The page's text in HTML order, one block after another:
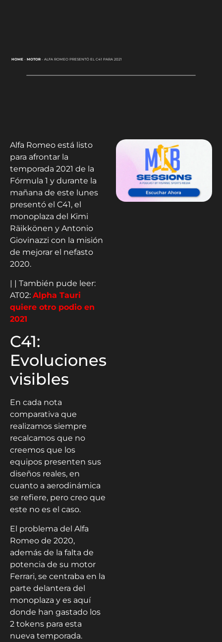
HOME- MOTOR- ALFA ROMEO PRESENTÓ EL C41 PARA 2021
Alfa Romeo está listo
para afrontar la
temporada 2021 de la
Fórmula 1 y durante la
mañana de este lunes
presentó el C41, el
monoplaza del Kimi
Räikkönen y Antonio
Giovinazzi con la misión
de mejorar el nefasto
2020.
| | También pude leer:
AT02: Alpha Tauri
quiere otro podio en
2021
C41:
Evoluciones
visibles
En cada nota
comparativa que
realizamos siempre
recalcamos que no
creemos que los
equipos presenten sus
diseños reales, en
cuanto a aerodinámica
se refiere, pero creo que
este no es el caso.
El problema del Alfa
Romeo de 2020,
además de la falta de
potencia de su motor
Ferrari, se centraba en la
parte delantera del
monoplaza y es aquí
donde han gastado los
2 tokens para esta
nueva temporada.